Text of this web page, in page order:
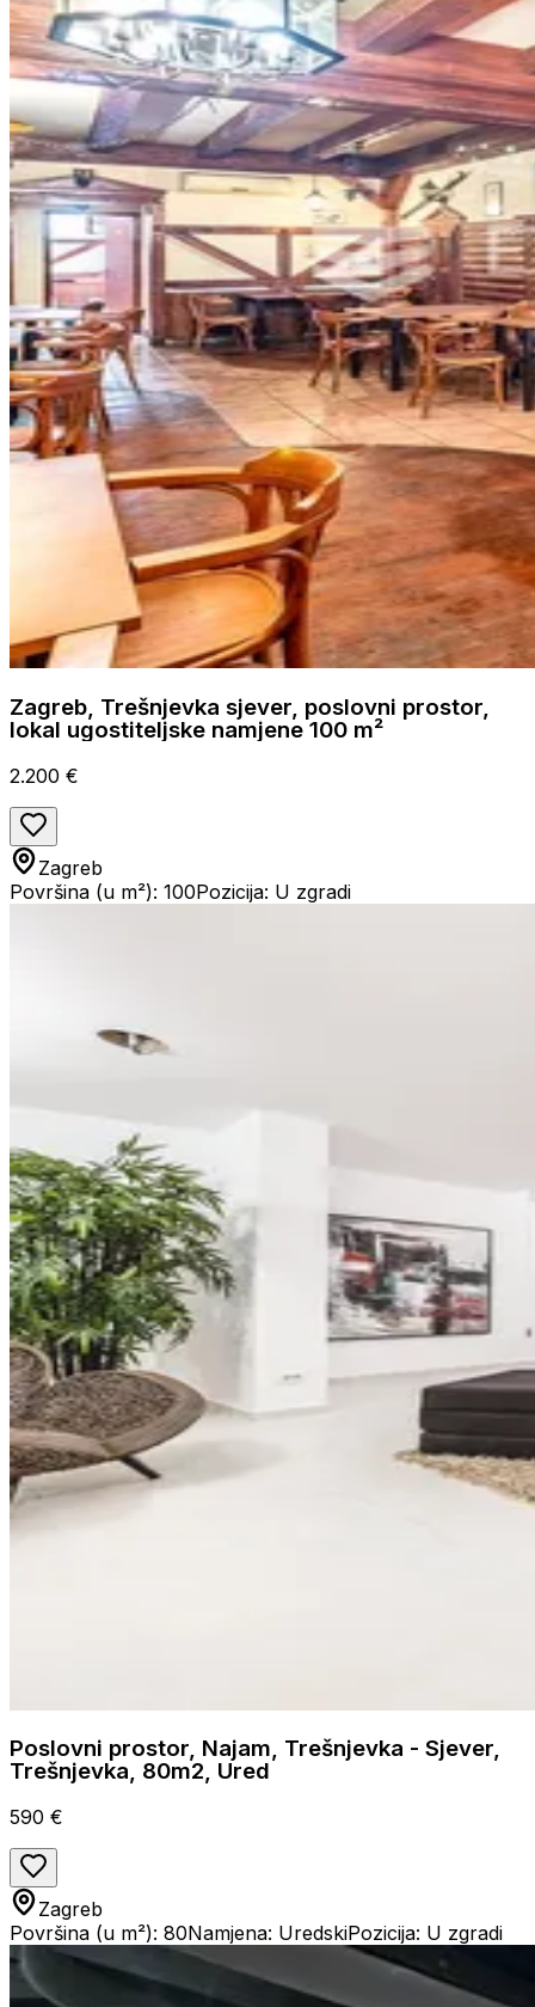
Zagreb, Trešnjevka sjever, poslovni prostor,
lokal ugostiteljske namjene 100 m²
2.200 €
Zagreb
Površina (u m²): 100Pozicija: U zgradi
Poslovni prostor, Najam, Trešnjevka - Sjever,
Trešnjevka, 80m2, Ured
590 €
Zagreb
Površina (u m²): 80Namjena: UredskiPozicija: U zgradi